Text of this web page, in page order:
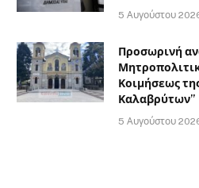
5 Αυγούστου
Προσωρινή
Κοιμήσεως
Καλαβρύτων”
5 Αυγούστου